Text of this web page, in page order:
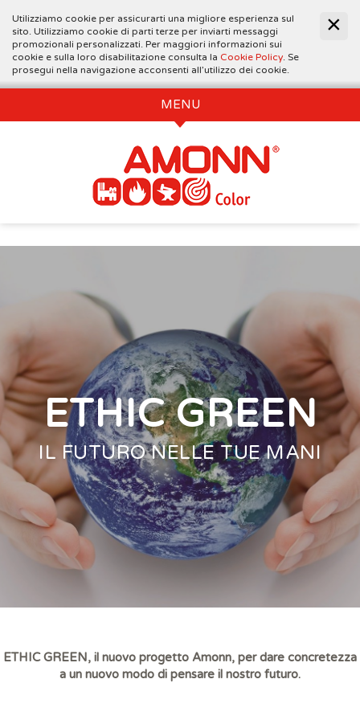
Utilizziamo cookie per assicurarti una migliore esperienza sul
sito. Utilizziamo cookie di parti terze per inviarti messaggi
promozionali personalizzati. Per maggiori informazioni sui
cookie e sulla loro disabilitazione consulta la Cookie Policy. Se
prosegui nella navigazione acconsenti all’utilizzo dei cookie.
MENU
ETHIC GREEN
IL FUTURO NELLE TUE MANI
ETHIC GREEN, il nuovo progetto Amonn, per dare concretezza
a un nuovo modo di pensare il nostro futuro.